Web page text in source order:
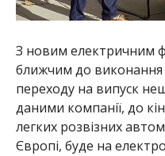
З новим електричним
ближчим до
переходу на випуск
даними компанії, до
легких розвізних
Європі, буде на